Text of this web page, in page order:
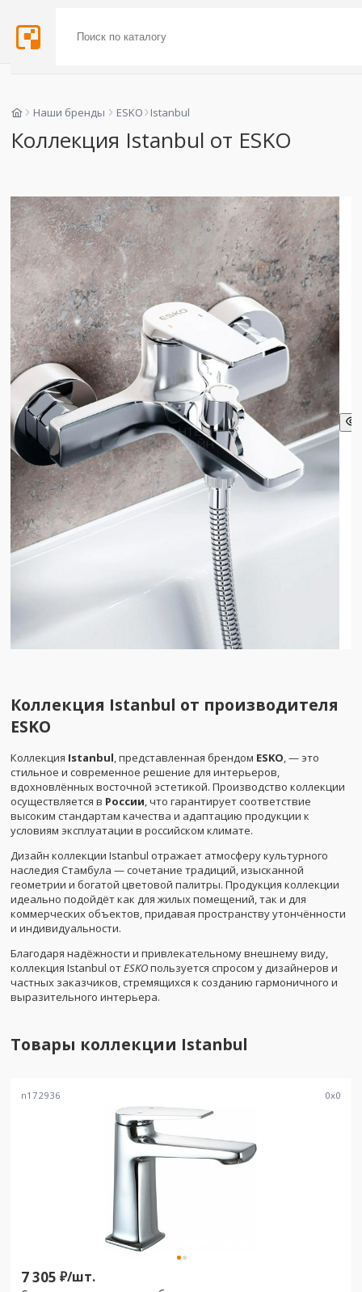
Наши бренды ESKO Istanbul
Коллекция Istanbul от ESKO
Коллекция Istanbul от производителя
ESKO
Коллекция Istanbul, представленная брендом ESKO, — это
стильное и современное решение для интерьеров,
вдохновлённых восточной эстетикой. Производство коллекции
осуществляется в России, что гарантирует соответствие
высоким стандартам качества и адаптацию продукции к
условиям эксплуатации в российском климате.
Дизайн коллекции Istanbul отражает атмосферу культурного
наследия Стамбула — сочетание традиций, изысканной
геометрии и богатой цветовой палитры. Продукция коллекции
идеально подойдёт как для жилых помещений, так и для
коммерческих объектов, придавая пространству утончённости
и индивидуальности.
Благодаря надёжности и привлекательному внешнему виду,
коллекция Istanbul отESKOпользуется спросом у дизайнеров и
частных заказчиков, стремящихся к созданию гармоничного и
выразительного интерьера.
Товары коллекции Istanbul
n172936 0x0
7 305 ₽/шт.